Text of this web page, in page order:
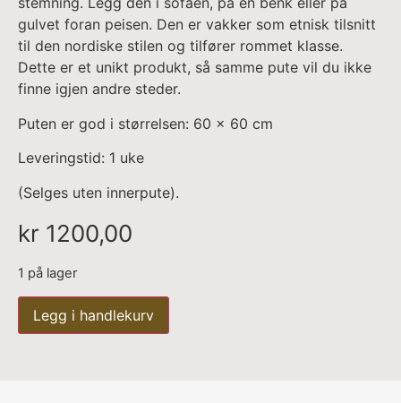
gulvet foran peisen. Den er vakker som etnisk tilsnitt
til den nordiske stilen og tilfører rommet klasse.
Dette er et unikt produkt, så samme pute vil du ikke
finne igjen andre steder.
Puten er god i størrelsen: 60 x 60 cm
Leveringstid: 1 uke
(Selges uten innerpute).
kr 1200,00
1 på lager
Legg i handlekurv